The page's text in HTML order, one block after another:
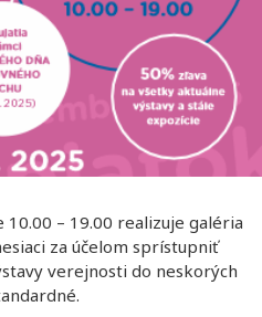
10.00 – 19.00 realizuje galéria
za účelom sprístupniť
verejnosti do neskorých